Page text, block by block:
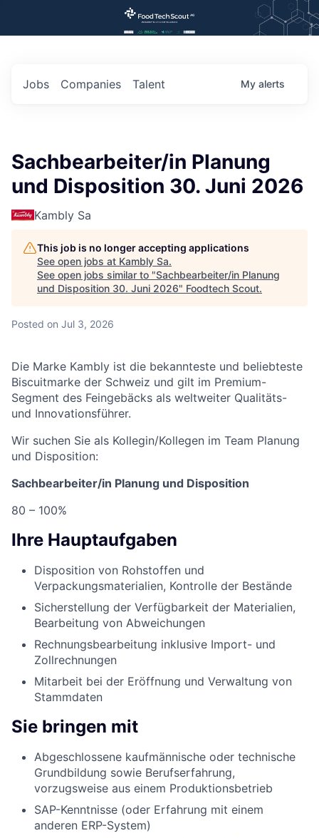
Jobs Companies Talent My alerts
Sachbearbeiter/in Planung
und Disposition 30. Juni 2026
Kambly Sa
This job is no longer accepting applications
See open jobs at Kambly Sa.
See open jobs similar to "Sachbearbeiter/in Planung
und Disposition 30. Juni 2026" Foodtech Scout.
Posted on Jul 3, 2026
Die Marke Kambly ist die bekannteste und beliebteste
Biscuitmarke der Schweiz und gilt im Premium-
Segment des Feingebäcks als weltweiter Qualitäts-
und Innovationsführer.
Wir suchen Sie als Kollegin/Kollegen im Team Planung
und Disposition:
Sachbearbeiter/in Planung und Disposition
80 – 100%
Ihre Hauptaufgaben
Disposition von Rohstoffen und
Verpackungsmaterialien, Kontrolle der Bestände
Sicherstellung der Verfügbarkeit der Materialien,
Bearbeitung von Abweichungen
Rechnungsbearbeitung inklusive Import- und
Zollrechnungen
Mitarbeit bei der Eröffnung und Verwaltung von
Stammdaten
Sie bringen mit
Abgeschlossene kaufmännische oder technische
Grundbildung sowie Berufserfahrung,
vorzugsweise aus einem Produktionsbetrieb
SAP-Kenntnisse (oder Erfahrung mit einem
anderen ERP-System)